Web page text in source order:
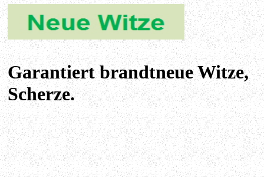
Garantiert brandtneue Witze,
Scherze.